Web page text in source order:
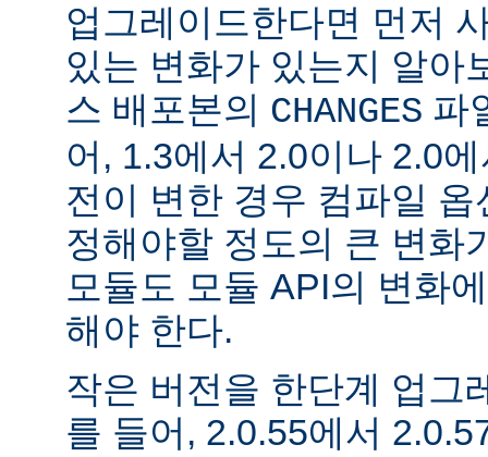
업그레이드한다면 먼저
있는 변화가 있는지 알아
스 배포본의 CHANGES 파
어, 1.3에서 2.0이나 2.0
전이 변한 경우 컴파일
정해야할 정도의 큰 변화
모듈도 모듈 API의 변화
해야 한다.
작은 버전을 한단계 업그
를 들어, 2.0.55에서